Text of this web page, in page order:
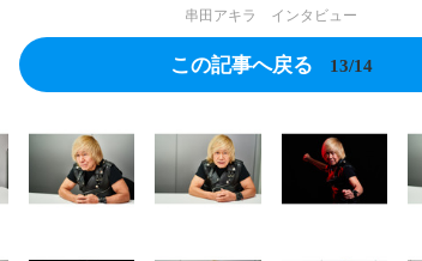
串田アキラ インタビュー
この記事へ戻る 13/14